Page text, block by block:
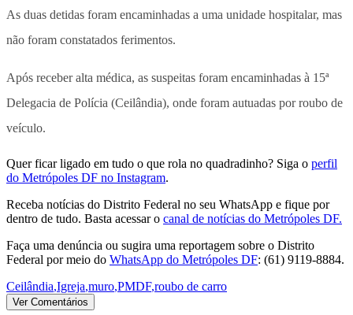
As duas detidas foram encaminhadas a uma unidade hospitalar, mas
não foram constatados ferimentos.
Após receber alta médica, as suspeitas foram encaminhadas à 15ª
Delegacia de Polícia (Ceilândia), onde foram autuadas por roubo de
veículo.
Quer ficar ligado em tudo o que rola no quadradinho? Siga o perfil
do Metrópoles DF no Instagram.
Receba notícias do Distrito Federal no seu WhatsApp e fique por
dentro de tudo. Basta acessar o canal de notícias do Metrópoles DF.
Faça uma denúncia ou sugira uma reportagem sobre o Distrito
Federal por meio do WhatsApp do Metrópoles DF: (61) 9119-8884.
Ceilândia,Igreja,muro,PMDF,roubo de carro
Ver Comentários